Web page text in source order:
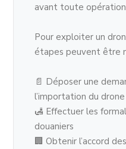
avant toute
Pour exploiter un
étapes peuvent être
📄 Déposer une
l’importation du drone
🛃 Effectuer les
douaniers
🏢 Obtenir l’accord